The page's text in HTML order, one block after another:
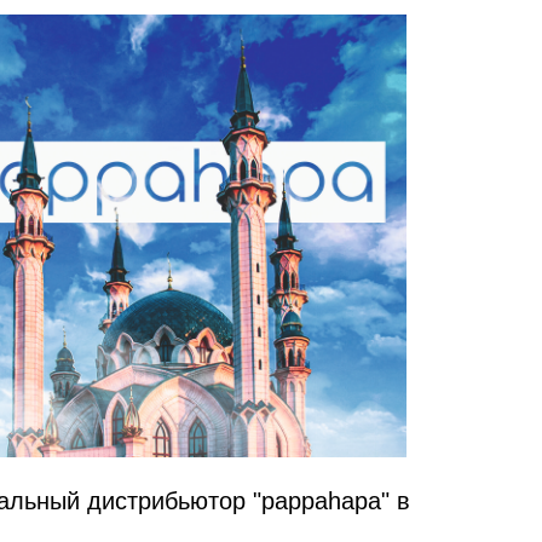
ПЕРЕЙТИ
"pappahapa" в